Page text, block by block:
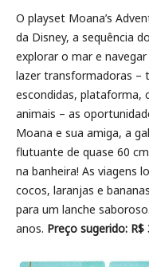
O playset Moana’s
da Disney, a sequência
explorar o mar e
lazer transformadoras –
escondidas, plataforma,
animais – as
Moana e sua amiga, a
flutuante de quase 60
na banheira! As viagens
cocos, laranjas e
para um lanche
anos. Preço sugerido: R$